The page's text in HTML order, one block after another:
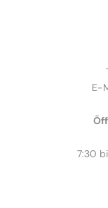
E-
7:30